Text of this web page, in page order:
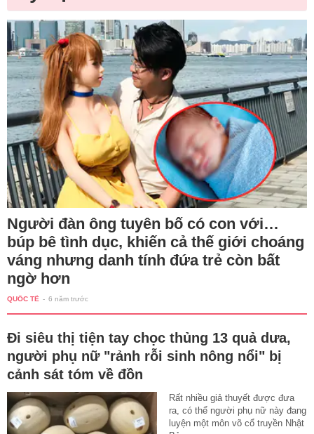
Người đàn ông tuyên bố có con với…
búp bê tình dục, khiến cả thế giới choáng
váng nhưng danh tính đứa trẻ còn bất
ngờ hơn
QUỐC TẾ - 6 năm trước
Đi siêu thị tiện tay chọc thủng 13 quả dưa,
người phụ nữ "rảnh rỗi sinh nông nổi" bị
cảnh sát tóm về đồn
Rất nhiều giả thuyết được đưa
ra, có thể người phụ nữ này đang
luyện một môn võ cổ truyền Nhật